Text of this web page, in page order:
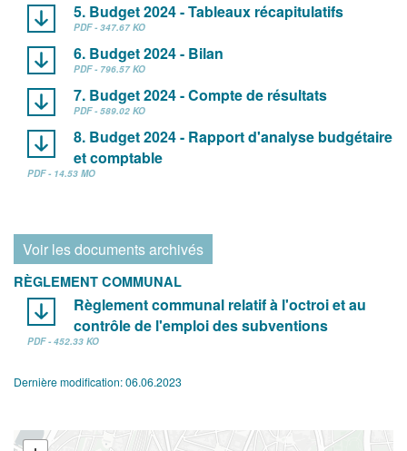
5. Budget 2024 - Tableaux récapitulatifs
PDF - 347.67 KO
6. Budget 2024 - Bilan
PDF - 796.57 KO
7. Budget 2024 - Compte de résultats
PDF - 589.02 KO
8. Budget 2024 - Rapport d'analyse budgétaire
et comptable
PDF - 14.53 MO
Voir les documents archivés
RÈGLEMENT COMMUNAL
Règlement communal relatif à l'octroi et au
contrôle de l'emploi des subventions
PDF - 452.33 KO
Dernière modification:06.06.2023